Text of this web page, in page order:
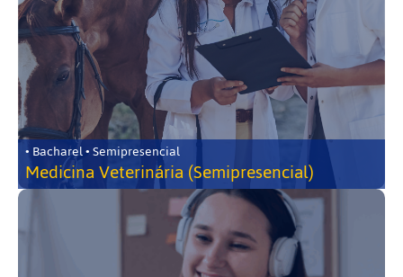
• Bacharel • Semipresencial
Medicina Veterinária (Semipresencial)